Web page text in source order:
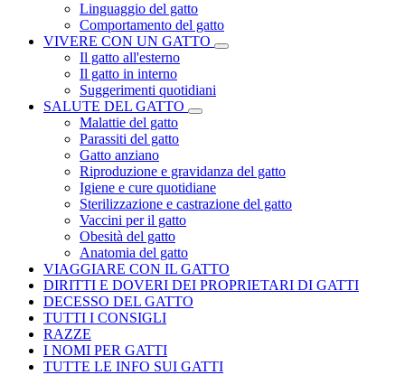
Linguaggio del gatto
Comportamento del gatto
VIVERE CON UN GATTO
Il gatto all'esterno
Il gatto in interno
Suggerimenti quotidiani
SALUTE DEL GATTO
Malattie del gatto
Parassiti del gatto
Gatto anziano
Riproduzione e gravidanza del gatto
Igiene e cure quotidiane
Sterilizzazione e castrazione del gatto
Vaccini per il gatto
Obesità del gatto
Anatomia del gatto
VIAGGIARE CON IL GATTO
DIRITTI E DOVERI DEI PROPRIETARI DI GATTI
DECESSO DEL GATTO
TUTTI I CONSIGLI
RAZZE
I NOMI PER GATTI
TUTTE LE INFO SUI GATTI